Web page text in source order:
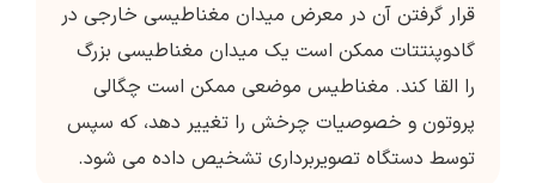
قرار گرفتن آن در معرض میدان مغناطیسی خارجی در
گادوپنتتات ممکن است یک میدان مغناطیسی بزرگ
را القا کند. مغناطیس موضعی ممکن است چگالی
پروتون و خصوصیات چرخش را تغییر دهد، که سپس
توسط دستگاه تصویربرداری تشخیص داده می شود.